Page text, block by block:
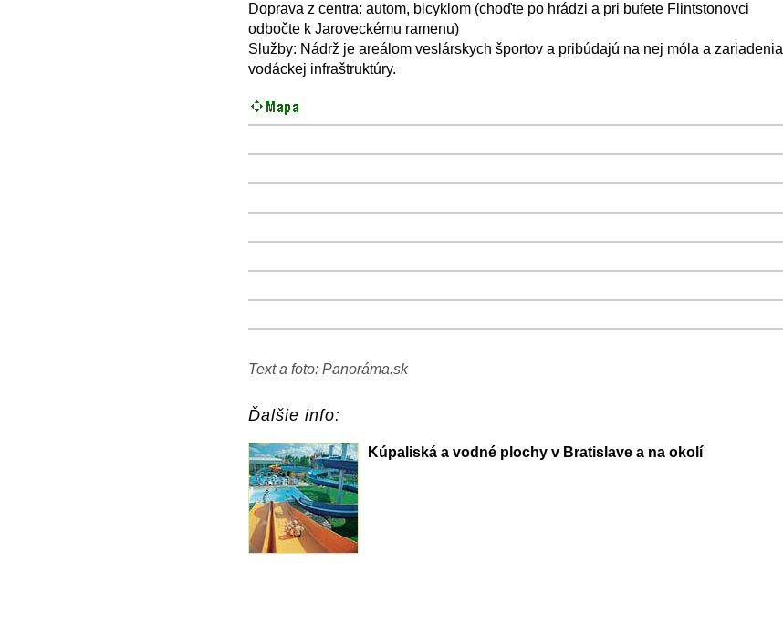
Doprava z centra: autom, bicyklom (choďte po hrádzi a pri bufete Flintstonovci
odbočte k Jaroveckému ramenu)
Služby: Nádrž je areálom veslárskych športov a pribúdajú na nej móla a zariadenia
vodáckej infraštruktúry.
+ −
⛶
+
−
⛶
+
−
⛶
+
−
⛶
+
−
⛶
+
−
⛶
+
−
⛶
+
− ⛶
Text a foto: Panoráma.sk
Ďalšie info:
Kúpaliská a vodné plochy v Bratislave a na okolí